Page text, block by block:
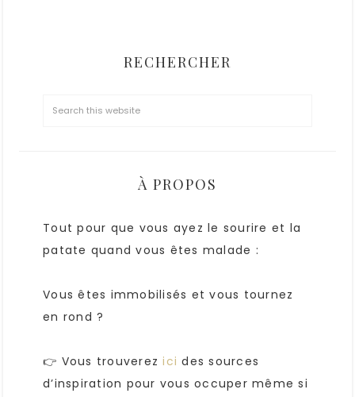
RECHERCHER
À PROPOS
Tout pour que vous ayez le sourire et la
patate quand vous êtes malade :
Vous êtes immobilisés et vous tournez
en rond ?
👉 Vous trouverezicides sources
d’inspiration pour vous occuper même si